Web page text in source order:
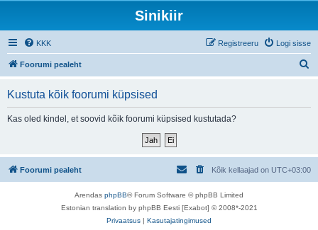
Sinikiir
KKK Logi sisse
Registreeru
Foorumi pealeht
Kustuta kõik foorumi küpsised
Kas oled kindel, et soovid kõik foorumi küpsised kustutada?
Foorumi pealeht Kõik kellaajad on UTC+03:00
Arendas phpBB® Forum Software © phpBB Limited
Estonian translation by phpBB Eesti [Exabot] © 2008*-2021
Privaatsus | Kasutajatingimused